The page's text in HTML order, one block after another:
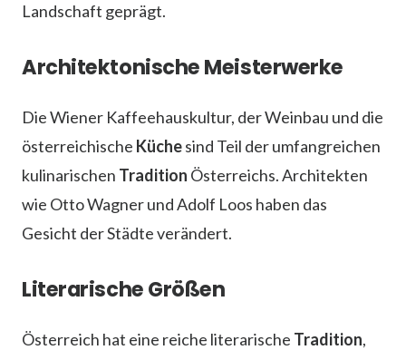
Landschaft geprägt.
Architektonische Meisterwerke
Die Wiener Kaffeehauskultur, der Weinbau und die
österreichische Küchesind Teil der umfangreichen
kulinarischen Tradition Österreichs. Architekten
wie Otto Wagner und Adolf Loos haben das
Gesicht der Städte verändert.
Literarische Größen
Österreich hat eine reiche literarische Tradition,